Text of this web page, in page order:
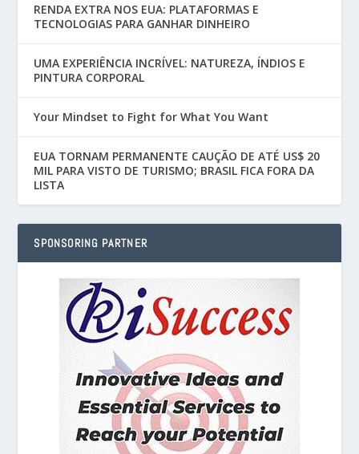
RENDA EXTRA NOS EUA: PLATAFORMAS E
TECNOLOGIAS PARA GANHAR DINHEIRO
UMA EXPERIÊNCIA INCRÍVEL: NATUREZA, ÍNDIOS E
PINTURA CORPORAL
Your Mindset to Fight for What You Want
EUA TORNAM PERMANENTE CAUÇÃO DE ATÉ US$ 20
MIL PARA VISTO DE TURISMO; BRASIL FICA FORA DA
LISTA
SPONSORING PARTNER